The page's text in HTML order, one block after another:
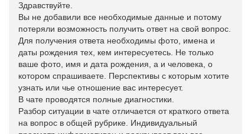
Здравствуйте.
Вы не добавили все необходимые данные и потому
потеряли возможность получить ответ на свой вопрос.
Для получения ответа необходимы фото, имена и
даты рождения тех, кем интересуетесь. Не только
ваше фото, имя и дата рождения, а и человека, о
котором спрашиваете. Перспективы с которым хотите
узнать или чье отношение вас интересует.
В чате проводятся полные диагностики.
Разбор ситуации в чате отличается от краткого ответа
на вопрос в общей рубрике. Индивидуальный